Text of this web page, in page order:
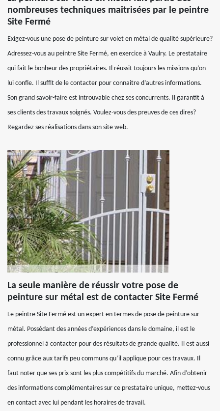
nombreuses techniques maitrisées par le peintre
Site Fermé
Exigez-vous une pose de peinture sur volet en métal de qualité supérieure?
Adressez-vous au peintre Site Fermé, en exercice à Vaulry. Le prestataire
qui fait le bonheur des propriétaires. Il réussit toujours les missions qu’on
lui confie. Il suffit de le contacter pour connaitre d’autres informations.
Son grand savoir-faire est introuvable chez ses concurrents. Il garantit à
ses clients des travaux soignés. Voulez-vous des preuves de ces dires?
Regardez ses réalisations dans son site web.
La seule manière de réussir votre pose de
peinture sur métal est de contacter Site Fermé
Le peintre Site Fermé est un expert en termes de pose de peinture sur
métal. Possédant des années d’expériences dans le domaine, il est le
professionnel à contacter pour des résultats de grande qualité. Il est aussi
connu grâce aux tarifs peu communs qu’il applique pour ces travaux. Il
faut noter que ses prix sont les plus compétitifs du marché. Afin d’obtenir
des informations complémentaires sur ce prestataire unique, mettez-vous
en contact avec lui pendant les horaires de travail.